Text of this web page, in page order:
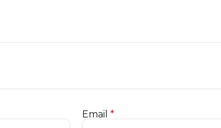
Email *